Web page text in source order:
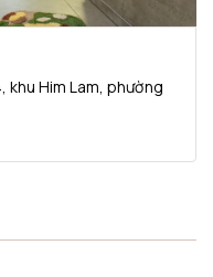
khu Him Lam, phường